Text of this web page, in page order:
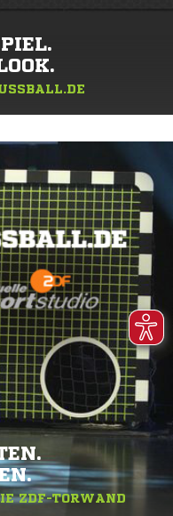
ZDF-TORWAND